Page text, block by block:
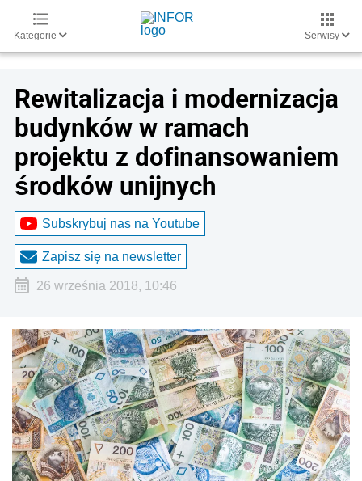
Kategorie Serwisy
Rewitalizacja i modernizacja
budynków w ramach
projektu z dofinansowaniem
środków unijnych
Subskrybuj nas na Youtube
Zapisz się na newsletter
26 września 2018, 10:46